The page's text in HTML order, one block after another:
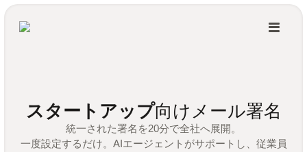
スタートアップ向けメール署名
統一された署名を20分で全社へ展開。
一度設定するだけ。AIエージェントがサポートし、従業員